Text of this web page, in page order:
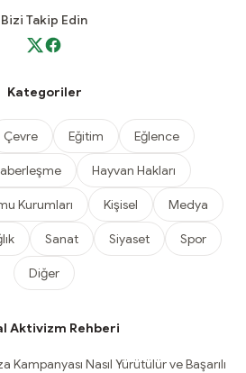
Bizi Takip Edin
Kategoriler
Çevre Eğitim Eğlence
Hayvan Hakları
Kurumları Kişisel Medya
Sanat Siyaset Spor
Diğer
Aktivizm Rehberi
Kampanyası Nasıl Yürütülür ve Başarılı